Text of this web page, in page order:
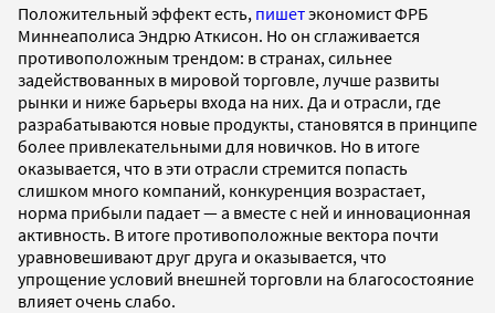
Положительный эффект есть, пишетэкономист ФРБ
Миннеаполиса Эндрю Аткисон. Но он сглаживается
противоположным трендом: в странах, сильнее
задействованных в мировой торговле, лучше развиты
рынки и ниже барьеры входа на них. Да и отрасли, где
разрабатываются новые продукты, становятся в принципе
более привлекательными для новичков. Но в итоге
оказывается, что в эти отрасли стремится попасть
слишком много компаний, конкуренция возрастает,
норма прибыли падает — а вместе с ней и инновационная
активность. В итоге противоположные вектора почти
уравновешивают друг друга и оказывается, что
упрощение условий внешней торговли на благосостояние
влияет очень слабо.